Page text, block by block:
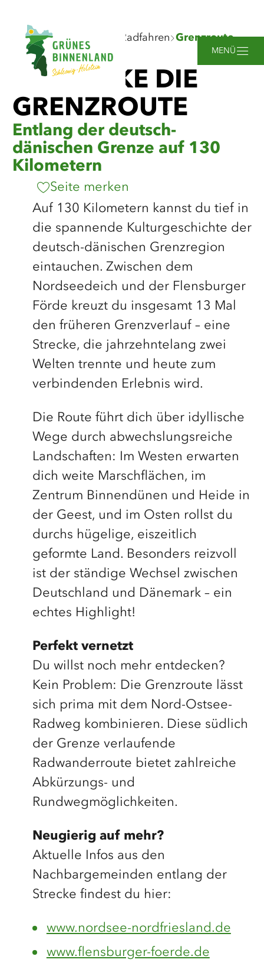
Hauptinhalt
Suche
Navigation
Footer
MENÜ
sind
hier:
Startseite Entdecken Radfahren Grenzroute
ENTDECKE DIE
GRENZROUTE
Entlang der deutsch-
dänischen Grenze auf 130
Kilometern
Seite merken
Auf 130 Kilometern kannst du tief in
die spannende Kulturgeschichte der
deutsch-dänischen Grenzregion
eintauchen. Zwischen dem
Nordseedeich und der Flensburger
Förde kreuzt du insgesamt 13 Mal
den früheren Grenzverlauf – eine
Strecke, die jahrzehntelang zwei
Welten trennte und heute zum
verbindenden Erlebnis wird.
Die Route führt dich über idyllische
Wege durch abwechslungsreiche
Landschaften: Im Westen erwarten
dich weite Marschflächen, im
Zentrum Binnendünen und Heide in
der Geest, und im Osten rollst du
durchs hügelige, eiszeitlich
geformte Land. Besonders reizvoll
ist der ständige Wechsel zwischen
Deutschland und Dänemark – ein
echtes Highlight!
Perfekt vernetzt
Du willst noch mehr entdecken?
Kein Problem: Die Grenzroute lässt
sich prima mit dem Nord-Ostsee-
Radweg kombinieren. Diese südlich
der Grenze verlaufende
Radwanderroute bietet zahlreiche
Abkürzungs- und
Rundwegmöglichkeiten.
Neugierig auf mehr?
Aktuelle Infos aus den
Nachbargemeinden entlang der
Strecke findest du hier:
www.nordsee-nordfriesland.de
www.flensburger-foerde.de